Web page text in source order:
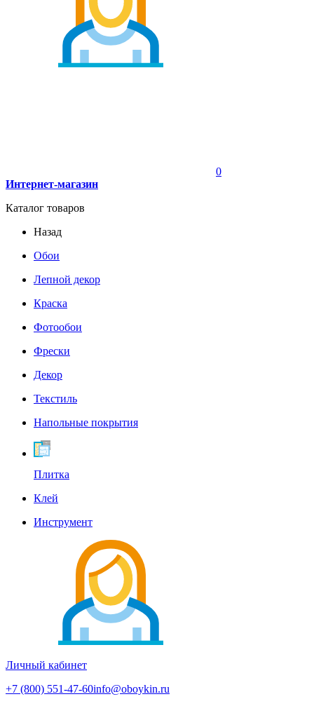
0
Интернет-магазин
Каталог товаров
Назад
Обои
Лепной декор
Краска
Фотообои
Фрески
Декор
Текстиль
Напольные покрытия
Плитка
Клей
Инструмент
Личный кабинет
+7 (800) 551-47-60info@oboykin.ru